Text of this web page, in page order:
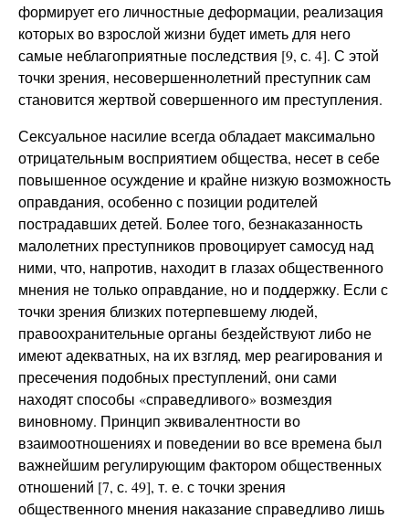
формирует его личностные деформации, реализация
которых во взрослой жизни будет иметь для него
самые неблагоприятные последствия [9, с. 4]. С этой
точки зрения, несовершеннолетний преступник сам
становится жертвой совершенного им преступления.
Сексуальное насилие всегда обладает максимально
отрицательным восприятием общества, несет в себе
повышенное осуждение и крайне низкую возможность
оправдания, особенно с позиции родителей
пострадавших детей. Более того, безнаказанность
малолетних преступников провоцирует самосуд над
ними, что, напротив, находит в глазах общественного
мнения не только оправдание, но и поддержку. Если с
точки зрения близких потерпевшему людей,
правоохранительные органы бездействуют либо не
имеют адекватных, на их взгляд, мер реагирования и
пресечения подобных преступлений, они сами
находят способы «справедливого» возмездия
виновному. Принцип эквивалентности во
взаимоотношениях и поведении во все времена был
важнейшим регулирующим фактором общественных
отношений [7, с. 49], т. е. с точки зрения
общественного мнения наказание справедливо лишь